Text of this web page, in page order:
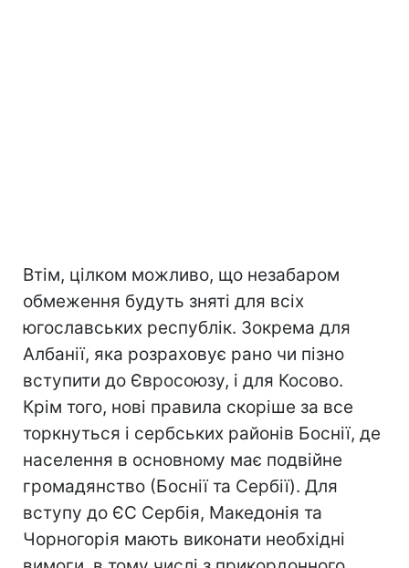
Втім, цілком можливо, що незабаром
обмеження будуть зняті для всіх
югославських республік. Зокрема для
Албанії, яка розраховує рано чи пізно
вступити до Євросоюзу, і для Косово.
Крім того, нові правила скоріше за все
торкнуться і сербських районів Боснії, де
населення в основному має подвійне
громадянство (Боснії та Сербії). Для
вступу до ЄС Сербія, Македонія та
Чорногорія мають виконати необхідні